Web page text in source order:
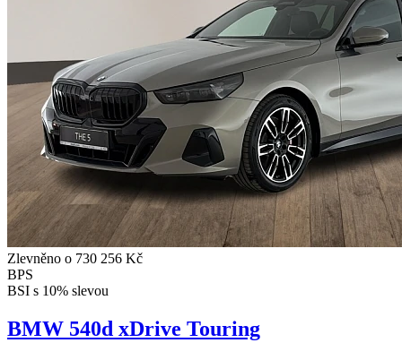
Zlevněno o 730 256 Kč
BPS
BSI s 10% slevou
BMW 540d xDrive Touring